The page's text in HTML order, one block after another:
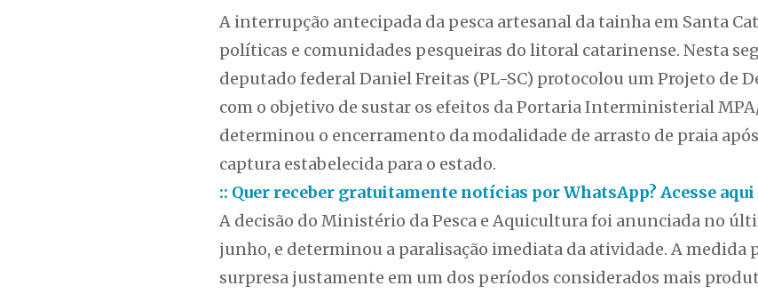
A interrupção antecipada da pesca artesanal da tainha em Santa
políticas e comunidades pesqueiras do litoral catarinense. Nesta
deputado federal Daniel Freitas (PL-SC) protocolou um Projeto de
com o objetivo de sustar os efeitos da Portaria Interministerial
determinou o encerramento da modalidade de arrasto de praia
captura estabelecida para o estado.
:: Quer receber gratuitamente notícias por WhatsApp? Acesse aqui
A decisão do Ministério da Pesca e Aquicultura foi anunciada no
junho, e determinou a paralisação imediata da atividade. A medida
surpresa justamente em um dos períodos considerados mais